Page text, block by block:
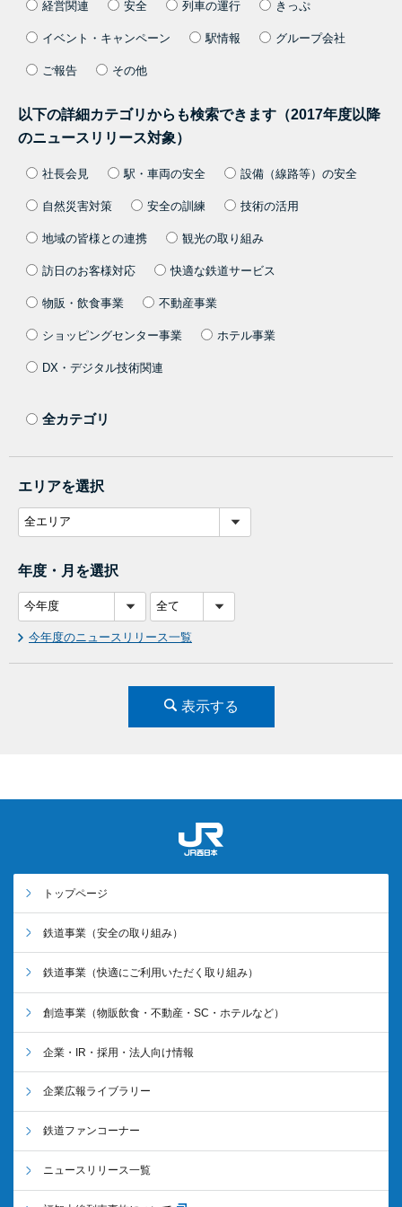
経営関連 安全 列車の運行 きっぷ
イベント・キャンペーン 駅情報 グループ会社
ご報告 その他
以下の詳細カテゴリからも検索できます（2017年度以降
のニュースリリース対象）
社長会見 駅・車両の安全 設備（線路等）の安全
自然災害対策 安全の訓練 技術の活用
地域の皆様との連携 観光の取り組み
訪日のお客様対応 快適な鉄道サービス
物販・飲食事業 不動産事業
ショッピングセンター事業 ホテル事業
DX・デジタル技術関連
全カテゴリ
エリアを選択
年度・月を選択
今年度のニュースリリース一覧
表示する
トップページ
鉄道事業 （安全の取り組み）
鉄道事業 （快適にご利用いただく取り組み）
創造事業 （物販飲食・不動産・SC・ホテルなど）
企業・IR・採用・法人向け情報
企業広報ライブラリー
鉄道ファンコーナー
ニュースリリース一覧